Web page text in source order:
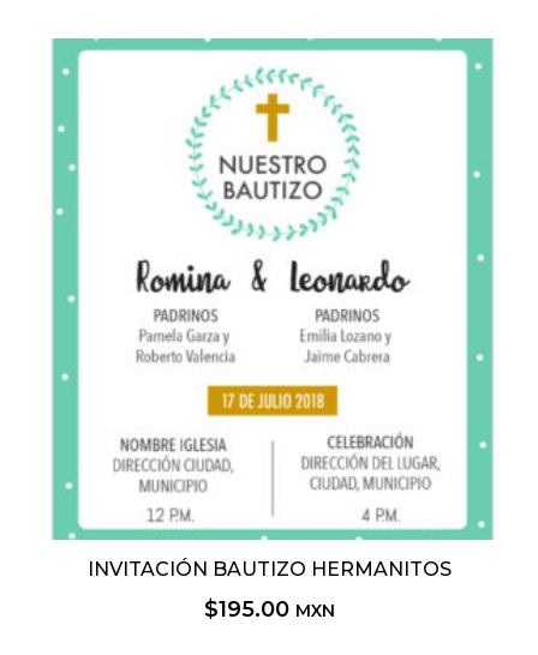
INVITACIÓN BAUTIZO HERMANITOS
$195.00 MXN